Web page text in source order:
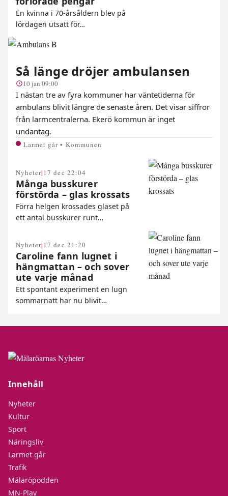
En kvinna i 70-årsåldern blev på
lördagen utsatt för…
Så länge dröjer ambulansen
10 jan 09:00
I nästan tre av fyra kommuner har väntetiderna för
ambulans blivit längre de senaste åren. Det visar siffror
från larmcentralerna. Ekerö kommun är inget
undantag.
Larmet går • Kommunen
Nyheter| 17 dec 22:04
Många busskurer
förstörda – glas krossats
Förra helgen krossades glaset på
ett antal busskurer runt…
Nyheter| 17 dec 21:20
Caroline fann lugnet i
hängmattan – och sover
ute varje månad
Ett spontant experiment en lugn
sommarnatt har nu blivit…
Innehåll
Nyheter
Kultur
Sport
Näringsliv
Larmet går
Trafik
Mälaröpodden
MN-Play